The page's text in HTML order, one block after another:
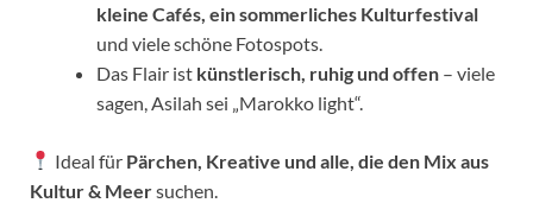
kleine Cafés, ein sommerliches Kulturfestival
und viele schöne Fotospots.
Das Flair ist künstlerisch, ruhig und offen – viele
sagen, Asilah sei „Marokko light“.
Ideal für Pärchen, Kreative und alle, die den Mix aus
Kultur & Meersuchen.